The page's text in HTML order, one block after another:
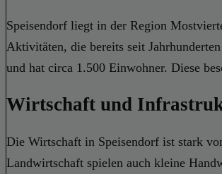
Speisendorf liegt in der Region
Aktivitäten, die bereits seit
und hat circa 1.500 Einwohner. Diese
Wirtschaft und
Die Wirtschaft in Speisendorf ist stark
Landwirtschaft spielen auch kleine